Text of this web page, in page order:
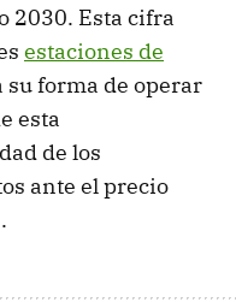
2030. Esta cifra
estaciones de
su forma de operar
esta
de los
ante el precio